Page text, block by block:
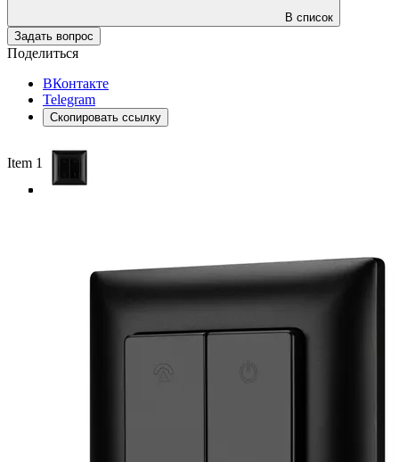
В список
Задать вопрос
Поделиться
ВКонтакте
Telegram
Скопировать ссылку
Item 1 of 4